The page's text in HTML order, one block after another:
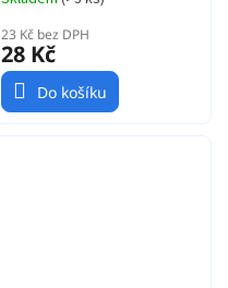
23 Kč bez DPH
28 Kč
Do košíku